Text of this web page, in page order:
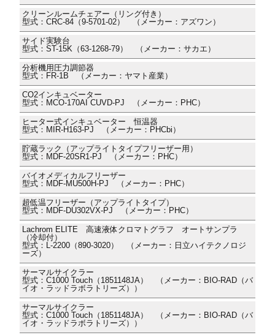
クリーンルームチェアー（リング付き）
型式：CRC-84（9-5701-02） （メーカー：アズワン）
サイド実験台
型式：ST-15K（63-1268-79） （メーカー：サカエ）
分析機用圧力調節器
型式：FR-1B （メーカー：ヤマト産業）
CO2インキュベーター
型式：MCO-170AI CUVD-PJ （メーカー：PHC）
ヒーター式インキュベーター 恒温器
型式：MIR-H163-PJ （メーカー：PHCbi）
貯蔵ラック（アップライトタイプフリーザー用）
型式：MDF-20SR1-PJ （メーカー：PHC）
バイオメディカルフリーザー
型式：MDF-MU500H-PJ （メーカー：PHC）
超低温フリーザー（アップライトタイプ）
型式：MDF-DU302VX-PJ （メーカー：PHC）
Lachrom ELITE 高速液体クロマトグラフ オートサンプラ
（冷却付）
型式：L-2200（890-3020） （メーカー：日立ハイテクノロジ
ーズ）
サーマルサイクラー
型式：C1000 Touch（1851148JA） （メーカー：BIO-RAD（バ
イオ・ラッドラボラトリーズ））
サーマルサイクラー
型式：C1000 Touch（1851148JA） （メーカー：BIO-RAD（バ
イオ・ラッドラボラトリーズ））